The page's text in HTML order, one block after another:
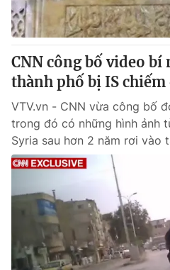
CNN công bố video
thành phố bị IS chiếm
VTV.vn - CNN vừa công bố
trong đó có những hình ảnh
Syria sau hơn 2 năm rơi vào